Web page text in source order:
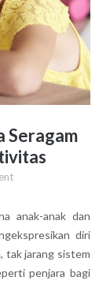
Seragam
anak-anak dan
diri
tak jarang sistem
penjara bagi